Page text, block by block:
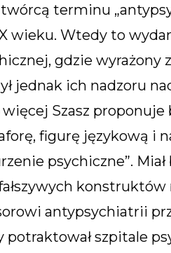
terminu
wieku. Wtedy to
gdzie wyrażony
jednak ich nadzoru
Szasz proponuje
figurę językową i
psychiczne”. Miał
antypsychiatrii
szpitale